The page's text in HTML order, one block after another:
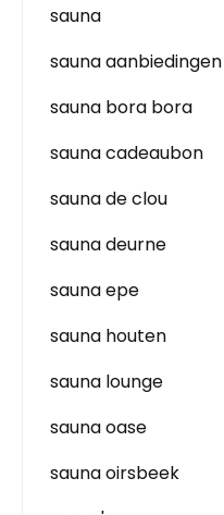
sauna
sauna aanbiedingen
sauna bora bora
sauna cadeaubon
sauna de clou
sauna deurne
sauna epe
sauna houten
sauna lounge
sauna oase
sauna oirsbeek